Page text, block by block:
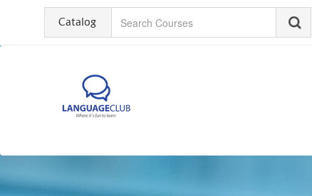
Catalog